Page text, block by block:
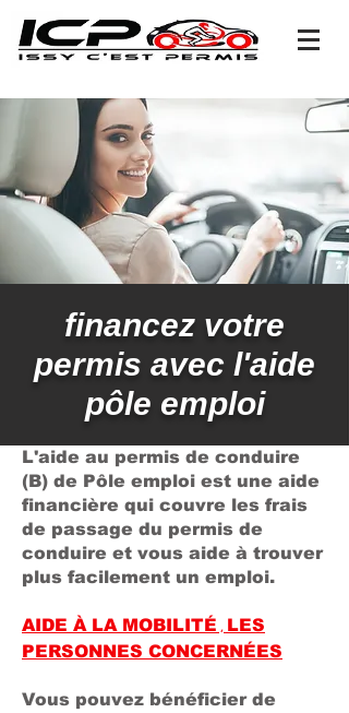
financez votre
permis avec l'aide
pôle emploi
L'aide au permis de conduire
(B) de Pôle emploi est une aide
financière qui couvre les frais
de passage du permis de
conduire et vous aide à trouver
plus facilement un emploi.
AIDE À LA MOBILITÉ , LES
PERSONNES CONCERNÉES
Vous pouvez bénéficier de